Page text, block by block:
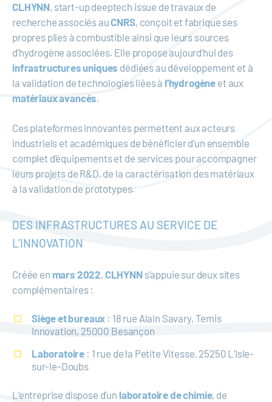
CLHYNN, start-up deeptech issue de travaux de
recherche associés auCNRS, conçoit et fabrique ses
propres piles à combustible ainsi que leurs sources
d’hydrogène associées. Elle propose aujourd’hui des
infrastructures uniques dédiées au développement et à
la validation de technologies liées à l’hydrogène et aux
matériaux avancés.
Ces plateformes innovantes permettent aux acteurs
industriels et académiques de bénéficier d’un ensemble
complet d’équipements et de services pour accompagner
leurs projets de R&D, de la caractérisation des matériaux
à la validation de prototypes.
DES INFRASTRUCTURES AU SERVICE DE
L’INNOVATION
Créée en mars 2022, CLHYNNs’appuie sur deux sites
complémentaires :
Siège et bureaux : 18 rue Alain Savary, Temis
Innovation, 25000 Besançon
Laboratoire : 1 rue de la Petite Vitesse, 25250 L’Isle-
sur-le-Doubs
L’entreprise dispose d’un laboratoire de chimie, de